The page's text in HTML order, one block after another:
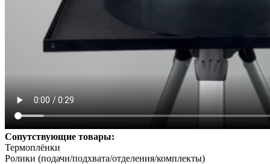
Сопутствующие товары:
Термоплёнки
Ролики (подачи/подхвата/отделения/комплекты)